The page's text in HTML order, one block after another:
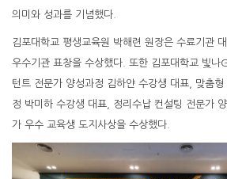
의미와 성과를 기념했다.
김포대학교 평생교육원 박해련 원장은 수료기관
우수기관 표창을 수상했다. 또한 김포대학교 빛나
턴트 전문가 양성과정 김하얀 수강생 대표, 맞춤
정 박미하 수강생 대표, 정리수납 컨설팅 전문가
가 우수 교육생 도지사상을 수상했다.